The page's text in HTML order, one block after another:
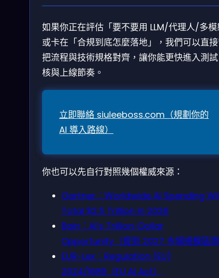
如果你正在評估「要不要用 LLM/代理人/多
或卡在「合規到底怎麼落地」，我們可以直
把流程與技術規格對齊，讓你能更快進入測
核與上線節奏。
立即聯絡 siuleeboss.com（規劃你的
AI 導入路線）
你也可以先自行對照幾個權威來源：
Gartner：Worldwide AI Spending
Total $2.5 Trillion in 2026
Bain：AI’s Trillion-Dollar
Opportunity（提到 2027 市場規模區
EUR-Lex：Regulation (EU)
2024/1689（EU AI Act）